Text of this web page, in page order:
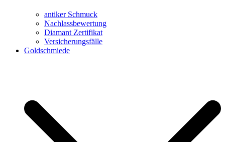
antiker Schmuck
Nachlassbewertung
Diamant Zertifikat
Versicherungsfälle
Goldschmiede